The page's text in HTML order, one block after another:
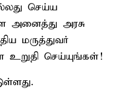
செய்ய
அனைத்து அரசு
மருத்துவர்
செய்யுங்கள்!